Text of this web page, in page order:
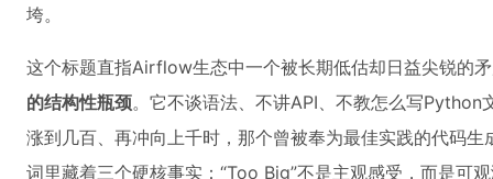
垮。
这个标题直指Airflow生态中一个被长期低估却日益尖锐的
的结构性瓶颈。它不谈语法、不讲API、不教怎么写Python
涨到几百、再冲向上千时，那个曾被奉为最佳实践的代码
词里藏着三个硬核事实：“Too Big”不是主观感受，而是可